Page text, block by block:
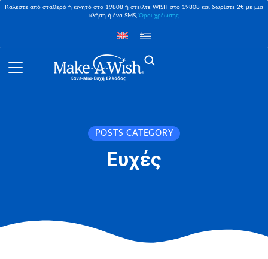
Καλέστε από σταθερό ή κινητό στο 19808 ή στείλτε WISH στο 19808 και δωρίστε 2€ με μια
κλήση ή ένα SMS,Όροι χρέωσης
POSTS CATEGORY
Ευχές